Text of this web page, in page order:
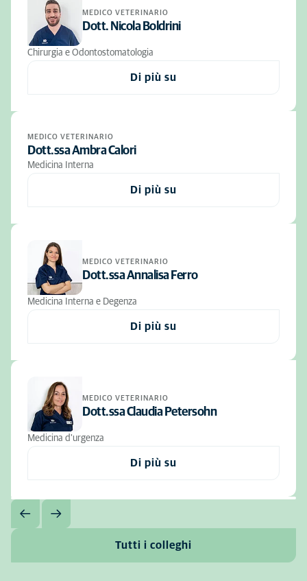
MEDICO VETERINARIO
Dott. Nicola Boldrini
Chirurgia e Odontostomatologia
Di più su
MEDICO VETERINARIO
Dott.ssa Ambra Calori
Medicina Interna
Di più su
MEDICO VETERINARIO
Dott.ssa Annalisa Ferro
Medicina Interna e Degenza
Di più su
MEDICO VETERINARIO
Dott.ssa Claudia Petersohn
Medicina d'urgenza
Di più su
Tutti i colleghi